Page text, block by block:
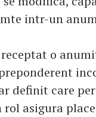
intr-un
o
definit care
asigura